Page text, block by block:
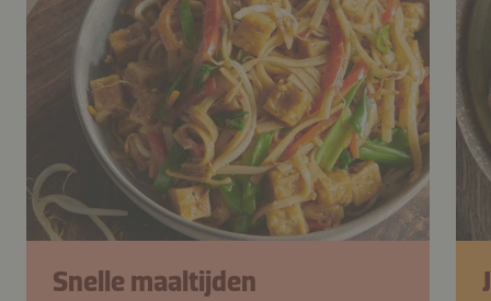
Snelle maaltijden